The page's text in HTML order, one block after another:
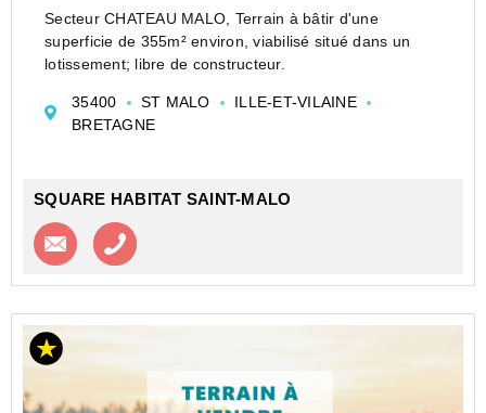
Secteur CHATEAU MALO, Terrain à bâtir d'une
superficie de 355m² environ, viabilisé situé dans un
lotissement; libre de constructeur.
35400 ST MALO
ILLE-ET-VILAINE
BRETAGNE
SQUARE HABITAT SAINT-MALO
Contacter l'agence